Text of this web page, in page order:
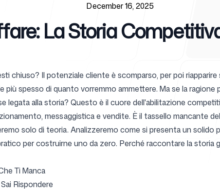
Centro
December 16, 2025
La Storia
chiuso? Il potenziale cliente è scomparso, per poi
spesso di quanto vorremmo ammettere. Ma se la
legata alla storia? Questo è il cuore dell'abilitazione
messaggistica e vendite. È il tassello mancante
solo di teoria. Analizzeremo come si presenta un solido
per costruirne uno da zero. Perché raccontare la storia
Ti Manca
Rispondere